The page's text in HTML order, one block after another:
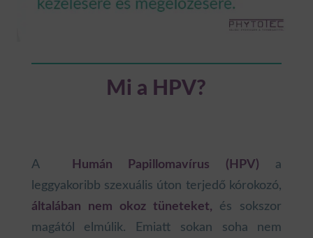
Mi a HPV?
A Humán Papillomavírus (HPV) a
leggyakoribb szexuális úton terjedő kórokozó,
általában nem okoz tüneteket, és sokszor
magától elmúlik. Emiatt sokan soha nem